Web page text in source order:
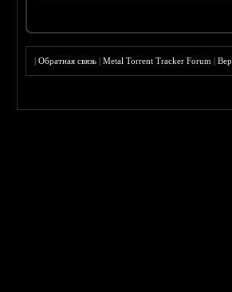
|Обратная связь |Metal Torrent Tracker Forum |